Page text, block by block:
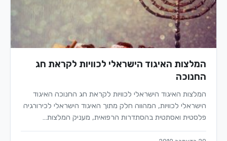
המלצות האיגוד הישראלי לכוויות לקראת חג
החנוכה
המלצות האיגוד הישראלי לכוויות לקראת חג החנוכה האיגוד
הישראלי לכוויות, המהווה חלק מתוך האיגוד הישראלי לכירורגיה
פלסטית ואסתטית בהסתדרות הרפואית, מעניק המלצות…